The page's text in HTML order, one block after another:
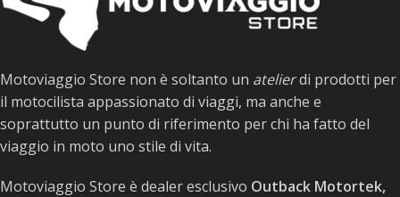
Motoviaggio Store non è soltanto un atelierdi prodotti per
il motocilista appassionato di viaggi, ma anche e
soprattutto un punto di riferimento per chi ha fatto del
viaggio in moto uno stile di vita.
Motoviaggio Store è dealer esclusivo Outback Motortek,